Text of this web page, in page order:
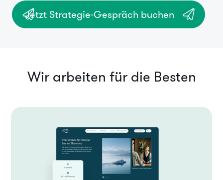
Jetzt Strategie-Gespräch buchen
Wir arbeiten für die Besten